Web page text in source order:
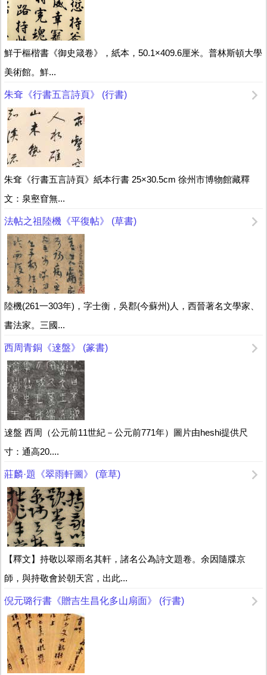
鮮于樞楷書《御史箴卷》，紙本，50.1×409.6厘米。普林斯頓大學
美術館。鮮...
朱耷《行書五言詩頁》 (行書)
朱耷《行書五言詩頁》紙本行書 25×30.5cm 徐州市博物館藏釋
文：泉壑窅無...
法帖之祖陸機《平復帖》 (草書)
陸機(261一303年)，字士衡，吳郡(今蘇州)人，西晉著名文學家、
書法家。三國...
西周青銅《逨盤》 (篆書)
逨盤 西周（公元前11世紀－公元前771年）圖片由heshi提供尺
寸：通高20....
莊麟·題《翠雨軒圖》 (章草)
【釋文】持敬以翠雨名其軒，諸名公為詩文題卷。余因隨牒京
師，與持敬會於朝天宮，出此...
倪元璐行書《贈吉生昌化多山扇面》 (行書)